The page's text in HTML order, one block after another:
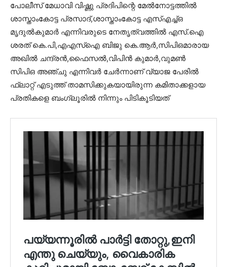
പോലീസ് മേധാവി വിഷ്ണു പ്രദിപിന്റെ മേൽനോട്ടത്തിൽ
ശാസ്താംകോട്ട പ്രസാദ്,ശാസ്താംകോട്ട എസ്എച്ച്ഒ
മൃദുൽകുമാർ എന്നിവരുടെ നേതൃത്വത്തിൽ എസ്.ഐ
ശരത് കെ.പി,എഎസ്ഐ ബിജു കെ.ആർ,സിപിഒമാരായ
അഖിൽ ചന്ദ്രൻ,ഫൈസൽ,വിപിൻ കുമാർ,വുമൺ
സിപിഒ അഞ്ചു എന്നിവർ ചേർന്നാണ് വ്യാജ പേരിൽ
ഫ്ലാറ്റ് എടുത്ത് താമസിക്കുകയായിരുന്ന കമിതാക്കളായ
പ്രതികളെ ബംഗ്ലൂരിൽ നിന്നും പിടികൂടിയത്